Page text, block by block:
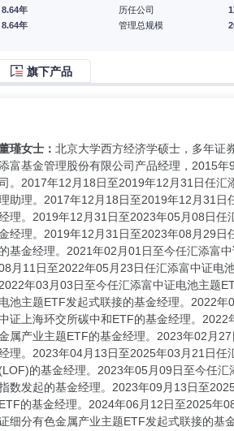
8.64年
8.64年
历任公司
管理总规模
旗下产品
瑾女士： 北京大学西方经济学硕士，多年证
富基金管理股份有限公司产品经理，2015
。2017年12月18日至2019年12月31日任
助理。2017年12月18日至2019年12月31
理。2019年12月31日至2023年05月08日
经理。2019年12月31日至2023年08月29日
的基金经理。2021年02月01日至今任汇添富
月11日至2022年05月23日任汇添富中证电
2022年03月03日至今任汇添富中证电池主题
电池主题ETF发起式联接的基金经理。2022
证上海环交所碳中和ETF的基金经理。
属产业主题ETF的基金经理。2023年02月
理。2023年04月13日至2025年03月21日
(LOF)的基金经理。2023年05月09日至今任
数发起的基金经理。2023年09月13日至
ETF的基金经理。2024年06月12日至2025年
细分有色金属产业主题ETF发起式联接的基